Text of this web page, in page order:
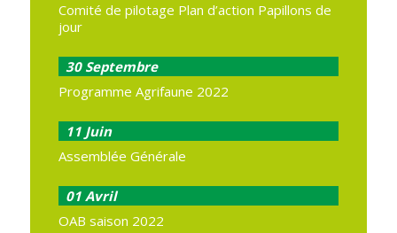
Comité de pilotage Plan d’action Papillons de
jour
30 Septembre
Programme Agrifaune 2022
11 Juin
Assemblée Générale
01 Avril
OAB saison 2022